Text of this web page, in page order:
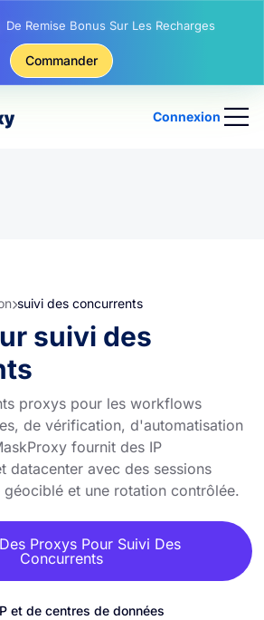
Remise Sur Les Achats Statiques IP
Remise Sur Les Achats Tournants IP
Commander
Connexion
suivi des concurrents
suivi des
proxys pour les workflows
de vérification, d'automatisation
fournit des IP
datacenter avec des sessions
géociblé et une rotation contrôlée.
Proxys Pour Suivi Des
Concurrents
et de centres de données